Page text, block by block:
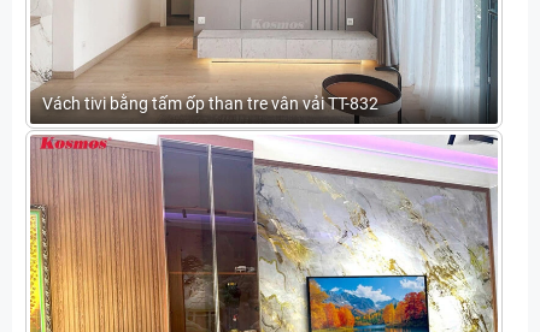
Vách tivi bằng tấm ốp than tre vân vải TT-832